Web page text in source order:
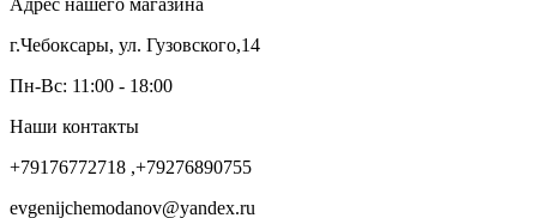
г.Чебоксары, ул. Гузовского,14
Пн-Вс: 11:00 - 18:00
Наши контакты
+79176772718 ,+79276890755
evgenijchemodanov@yandex.ru